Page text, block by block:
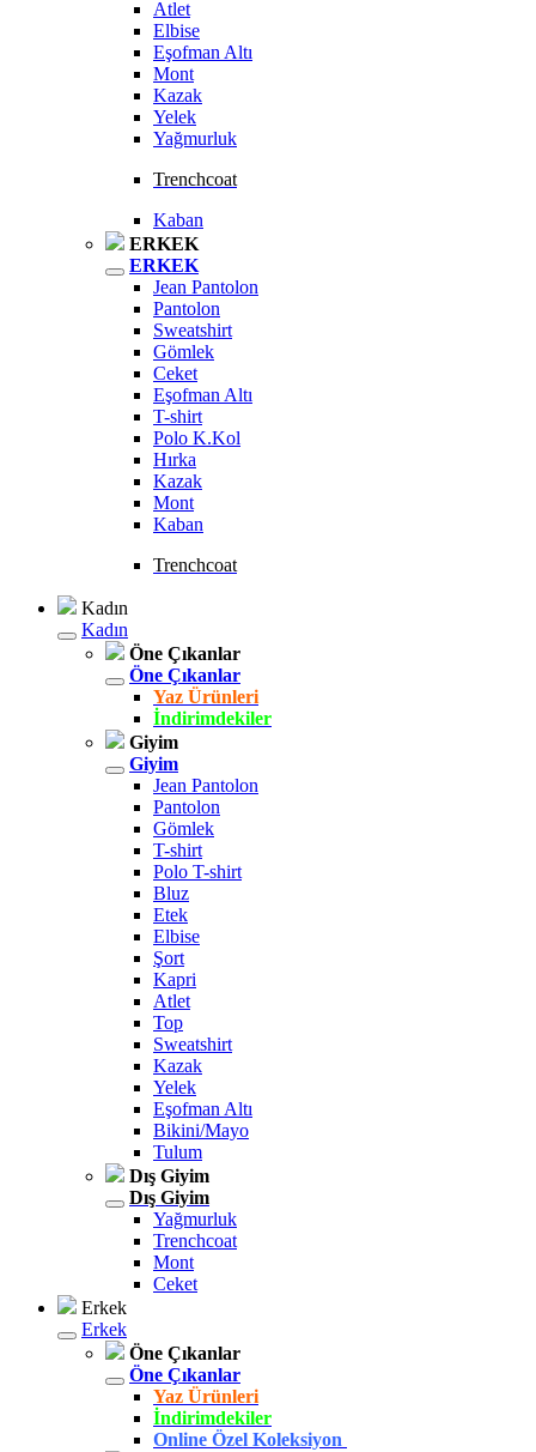
Atlet
Elbise
Eşofman Altı
Mont
Kazak
Yelek
Yağmurluk
Trenchcoat
Kaban
ERKEK
ERKEK
Jean Pantolon
Pantolon
Sweatshirt
Gömlek
Ceket
Eşofman Altı
T-shirt
Polo K.Kol
Hırka
Kazak
Mont
Kaban
Trenchcoat
Kadın
Kadın
Öne Çıkanlar
Öne Çıkanlar
Yaz Ürünleri
İndirimdekiler
Giyim
Giyim
Jean Pantolon
Pantolon
Gömlek
T-shirt
Polo T-shirt
Bluz
Etek
Elbise
Şort
Kapri
Atlet
Top
Sweatshirt
Kazak
Yelek
Eşofman Altı
Bikini/Mayo
Tulum
Dış Giyim
Dış Giyim
Yağmurluk
Trenchcoat
Mont
Ceket
Erkek
Erkek
Öne Çıkanlar
Öne Çıkanlar
Yaz Ürünleri
İndirimdekiler
Online Özel Koleksiyon